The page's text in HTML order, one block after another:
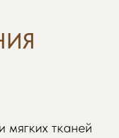
мягких тканей